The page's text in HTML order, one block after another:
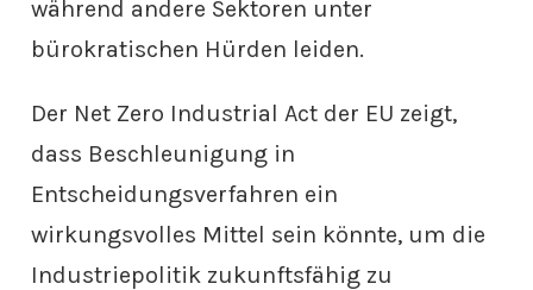
während andere Sektoren unter
bürokratischen Hürden leiden.
Der Net Zero Industrial Act der EU zeigt,
dass Beschleunigung in
Entscheidungsverfahren ein
wirkungsvolles Mittel sein könnte, um die
Industriepolitik zukunftsfähig zu